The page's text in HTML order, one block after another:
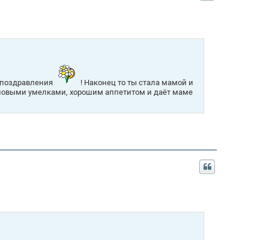
! Наконец то ты стала мамой и
новыми умелками, хорошим аппетитом и даёт маме